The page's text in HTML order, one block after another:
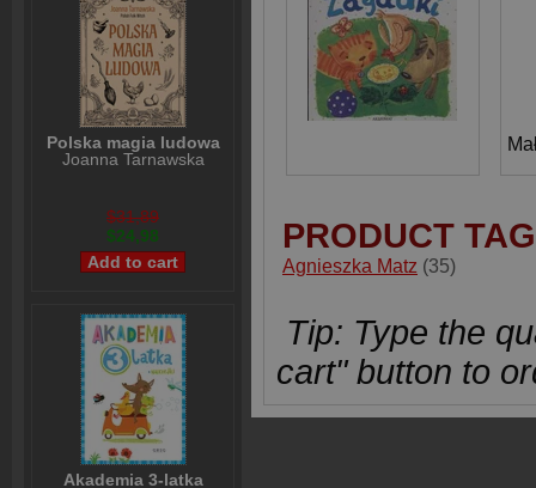
Polska magia ludowa
Joanna Tarnawska
$31,89
$24,98
Akademia 3-latka
PRODUCT
Agnieszka Matz (35)
Tip: Type the
cart" button to